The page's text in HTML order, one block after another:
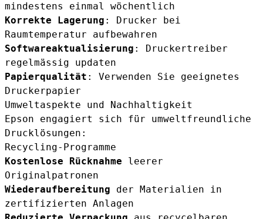
mindestens einmal wöchentlich
Korrekte Lagerung : Drucker bei
Raumtemperatur aufbewahren
Softwareaktualisierung : Druckertreiber
regelmässig updaten
Papierqualität : Verwenden Sie geeignetes
Druckerpapier
Umweltaspekte und Nachhaltigkeit
Epson engagiert sich für umweltfreundliche
Drucklösungen:
Recycling-Programme
Kostenlose Rücknahme leerer
Originalpatronen
Wiederaufbereitung der Materialien in
zertifizierten Anlagen